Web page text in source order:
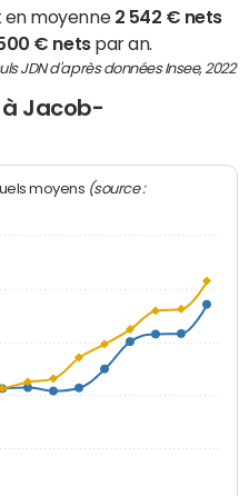
en moyenne 2 542 € nets
€ netspar an.
JDN d'après données Insee, 2022
à Jacob-
moyens (source :